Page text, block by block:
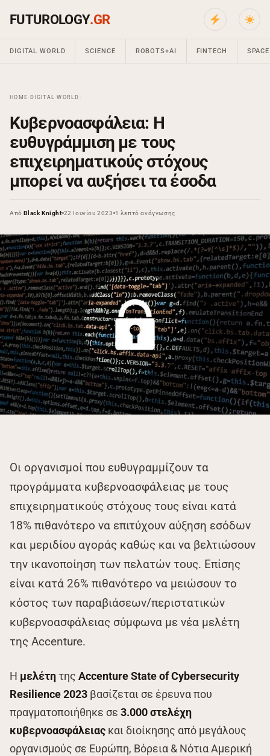
FUTUROLOGY.GR
DIGITAL WORLD SCIENCE ROBOTS+AI FINTECH SPACE
HOME DIGITAL WORLD
Κυβερνοασφάλεια: Η
ευθυγράμμιση με τους
επιχειρηματικούς στόχους
μπορεί να αυξήσει τα έσοδα
ΑπόBlack Knight 22 Ιουνίου 2023 1 λεπτό ανάγνωσης
Οι οργανισμοί που ευθυγραμμίζουν τα
προγράμματα κυβερνοασφάλειας με τους
επιχειρηματικούς στόχους τους είναι κατά
18% πιθανότερο να επιτύχουν αύξηση εσόδων
και μεριδίου αγοράς καθώς και να βελτιώσουν
την ικανοποίηση των πελατών τους. Επίσης
είναι κατά 26% πιθανότερο να μειώσουν το
κόστος των παραβιάσεων/περιστατικών
κυβερνοασφάλειας σύμφωνα με νέα μελέτη
της Accenture.
Η μελέτητης Accenture State of Cybersecurity
Resilience 2023 βασίζεται σε έρευνα που
πραγματοποιήθηκε σε 3.000 στελέχη
κυβερνοασφάλειας και διοίκησης από μεγάλους
οργανισμούς σε Ευρώπη, Βόρεια & Νότια Αμερική